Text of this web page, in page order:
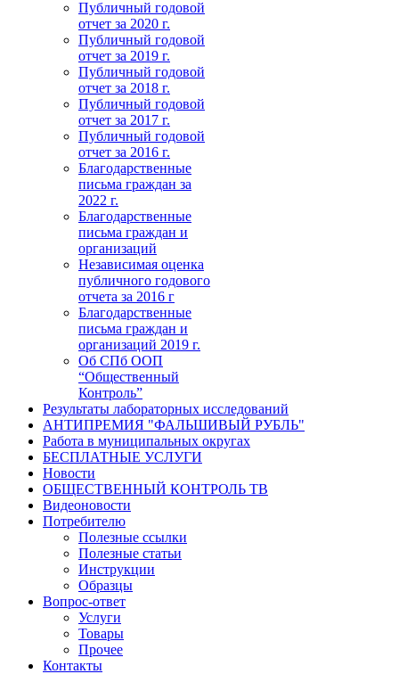
Публичный годовой
отчет за 2020 г.
Публичный годовой
отчет за 2019 г.
Публичный годовой
отчет за 2018 г.
Публичный годовой
отчет за 2017 г.
Публичный годовой
отчет за 2016 г.
Благодарственные
письма граждан за
2022 г.
Благодарственные
письма граждан и
организаций
Независимая оценка
публичного годового
отчета за 2016 г
Благодарственные
письма граждан и
организаций 2019 г.
Об СПб ООП
“Общественный
Контроль”
Результаты лабораторных исследований
АНТИПРЕМИЯ "ФАЛЬШИВЫЙ РУБЛЬ"
Работа в муниципальных округах
БЕСПЛАТНЫЕ УСЛУГИ
Новости
ОБЩЕСТВЕННЫЙ КОНТРОЛЬ ТВ
Видеоновости
Потребителю
Полезные ссылки
Полезные статьи
Инструкции
Образцы
Вопрос-ответ
Услуги
Товары
Прочее
Контакты